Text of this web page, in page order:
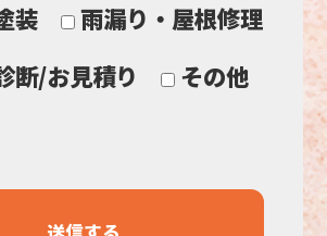
装
雨漏り・屋根修理
断/お見積り
その他